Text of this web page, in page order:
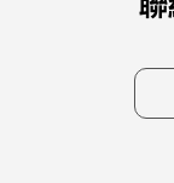
聯